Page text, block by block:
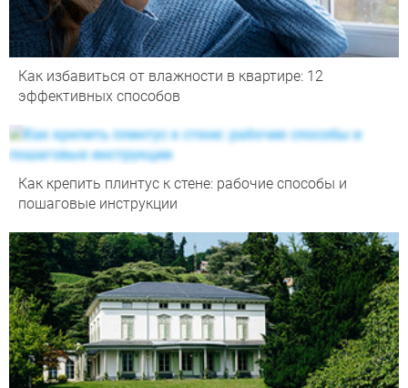
Как избавиться от влажности в квартире: 12
эффективных способов
Как крепить плинтус к стене: рабочие способы и
пошаговые инструкции